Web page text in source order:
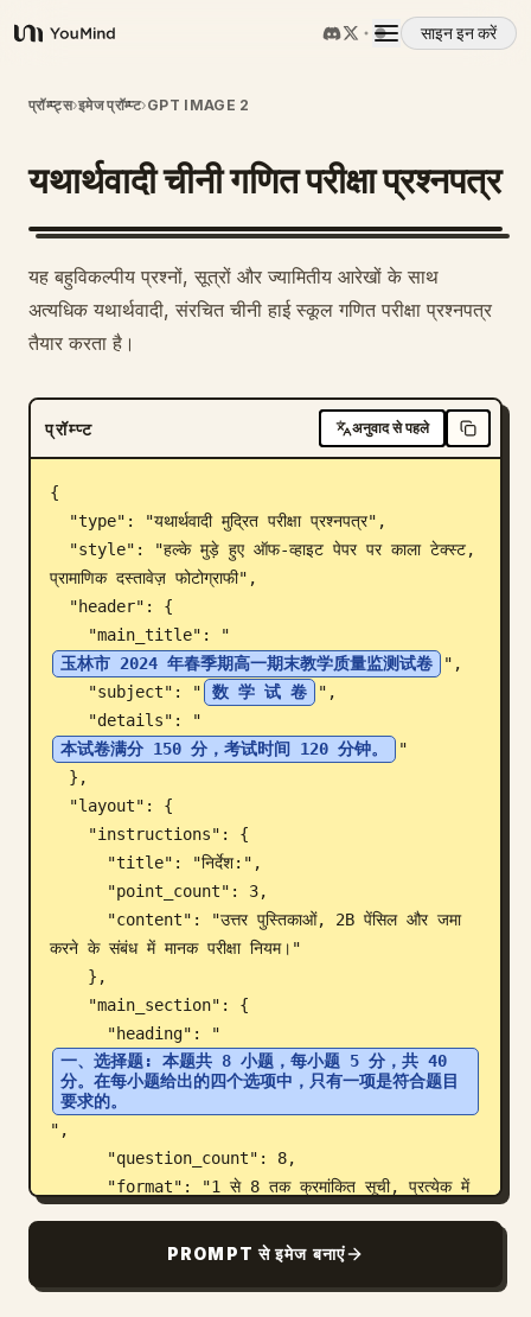
YouMind
साइन इन करें
अवलोकन
उपयोग के मामले
प्रॉम्प्ट
मूल्य निर्धारण
डाउनलोड
प्रॉम्प्ट्स›इमेज प्रॉम्प्ट›GPT IMAGE 2
यथार्थवादी चीनी गणित परीक्षा प्रश्नपत्र
यह बहुविकल्पीय प्रश्नों, सूत्रों और ज्यामितीय आरेखों के साथ
अत्यधिक यथार्थवादी, संरचित चीनी हाई स्कूल गणित परीक्षा प्रश्नपत्र
तैयार करता है।
प्रॉम्प्ट अनुवाद से पहले
{
प्रामाणिक दस्तावेज़ फोटोग्राफी",
    "main_title": "
玉林市 2024 年春季期高一期末教学质量监测试卷
",
    "subject": "
数 学 试 卷
",
    "details": "
本试卷满分 150 分，考试时间 120 分钟。
"
करने के संबंध में मानक परीक्षा नियम।"
      "heading": "
一、选择题: 本题共 8 小题，每小题 5 分，共 40
分。在每小题给出的四个选项中，只有一项是符合题目
要求的。
",
PROMPT से इमेज बनाएं